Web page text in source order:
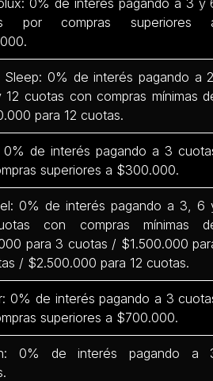
por compras superiores
Sleep: 0% de interés pagando a
cuotas con compras mínimas
para 12 cuotas.
0% de interés pagando a 3
superiores a $300.000.
0% de interés pagando a 3, 6
con compras mínimas
para 3 cuotas / $1.500.000
/ $2.500.000 para 12 cuotas.
0% de interés pagando a 3
superiores a $700.000.
0% de interés pagando a